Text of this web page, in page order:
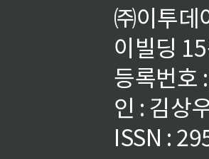
㈜이투데
이빌딩
등록번호
인 : 김상
ISSN :